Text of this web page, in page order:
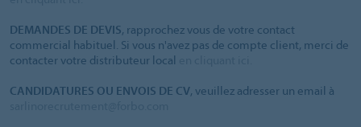
DEMANDES DE DEVIS, rapprochez vous de votre contact
commercial habituel. Si vous n'avez pas de compte client, merci de
contacter votre distributeur local
CANDIDATURES OU ENVOIS DE CV, veuillez adresser un email à